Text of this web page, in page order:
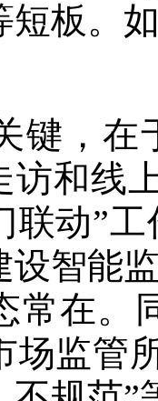
短板。
，在于
访和线
联动”
设智能
常在。
场监管